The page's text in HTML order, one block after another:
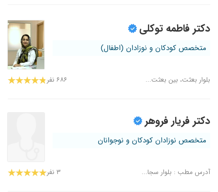
دکتر فاطمه توکلی
متخصص کودکان و نوزادان (اطفال)
بلوار بعثت، بین بعثت... ۶۸۶ نفر
دکتر فریار فروهر
متخصص نوزادان کودکان و نوجوانان
آدرس مطب : بلوار سجا... ۳ نفر